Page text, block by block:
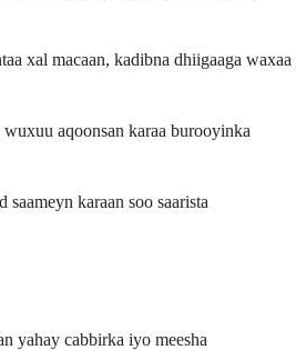
xal macaan, kadibna dhiigaaga waxaa
aqoonsan karaa burooyinka
karaan soo saarista
yahay cabbirka iyo meesha